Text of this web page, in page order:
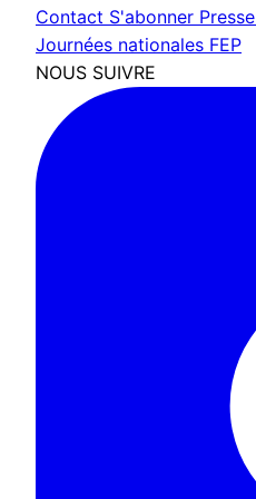
Contact S'abonner Presse
Journées nationales FEP
NOUS SUIVRE